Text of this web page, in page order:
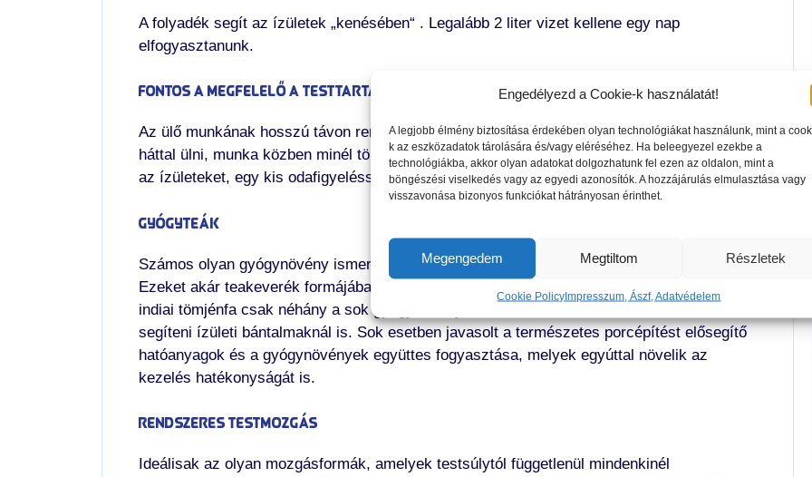
Engedélyezd a Cookie-k használatát!
A legjobb élmény biztosítása érdekében olyan technológiákat használunk, mint a
k az eszközadatok tárolására és/vagy eléréséhez. Ha beleegyezel ezekbe a
technológiákba, akkor olyan adatokat dolgozhatunk fel ezen az oldalon, mint a
böngészési viselkedés vagy az egyedi azonosítók. A hozzájárulás elmulasztása vagy
visszavonása bizonyos funkciókat hátrányosan érinthet.
Megengedem Megtiltom Részletek
Cookie PolicyImpresszum, Ászf, Adatvédelem
A folyadék segít az ízületek „kenésében“ . Legalább 2 liter vizet kellene egy nap
elfogyasztanunk.
Fontos a megfelelő a testtartás!
Az ülő munkának hosszú távon rengeteg káros hatása lehet , ezért próbáljunk egyenes
háttal ülni, munka közben minél többször felállni és kicsit nyújtózkodni. A jó testtartás védi
az ízületeket, egy kis odafigyeléssel megelőzhetjük a problémákat.
Gyógyteák
Számos olyan gyógynövény ismert, melyeknek ízületvédő és gyulladásgátló hatása is van.
Ezeket akár teakeverék formájában is beszerezhetjük. A gyömbér, a lucerna, fahéj vagy az
indiai tömjénfa csak néhány a sok gyógynövény közül, amik mellékhatás nélkül tudnak
segíteni ízületi bántalmaknál is. Sok esetben javasolt a természetes porcépítést elősegítő
hatóanyagok és a gyógynövények együttes fogyasztása, melyek egyúttal növelik az
kezelés hatékonyságát is.
Rendszeres testmozgás
Ideálisak az olyan mozgásformák, amelyek testsúlytól függetlenül mindenkinél